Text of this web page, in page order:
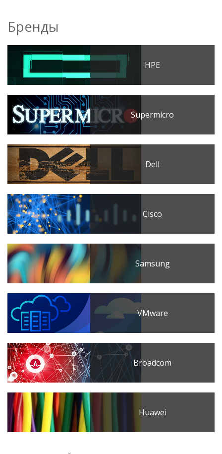
Бренды
HPE
Supermicro
Dell
Cisco
Samsung
VMware
Broadcom
Huawei